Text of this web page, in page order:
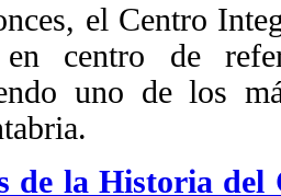
el Centro
en centro de
uno de los
de la Historia